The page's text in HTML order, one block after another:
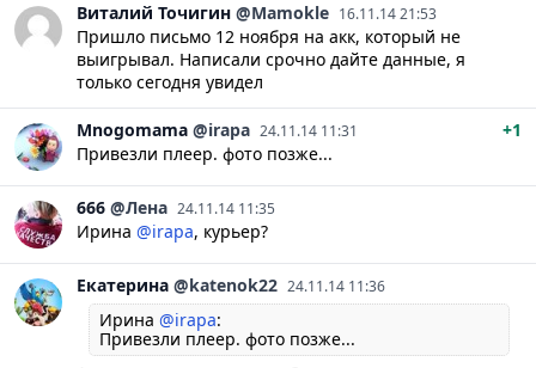
Виталий Точигин @Mamokle 16.11.14 21:53
Пришло письмо 12 ноября на акк, который не
выигрывал. Написали срочно дайте данные, я
только сегодня увидел
Mnogomama @irapa 24.11.14 11:31
+1
Привезли плеер. фото позже...
666 @Лена 24.11.14 11:35
Ирина @irapa, курьер?
Екатерина @katenok22 24.11.14 11:36
Ирина @irapa:
Привезли плеер. фото позже...